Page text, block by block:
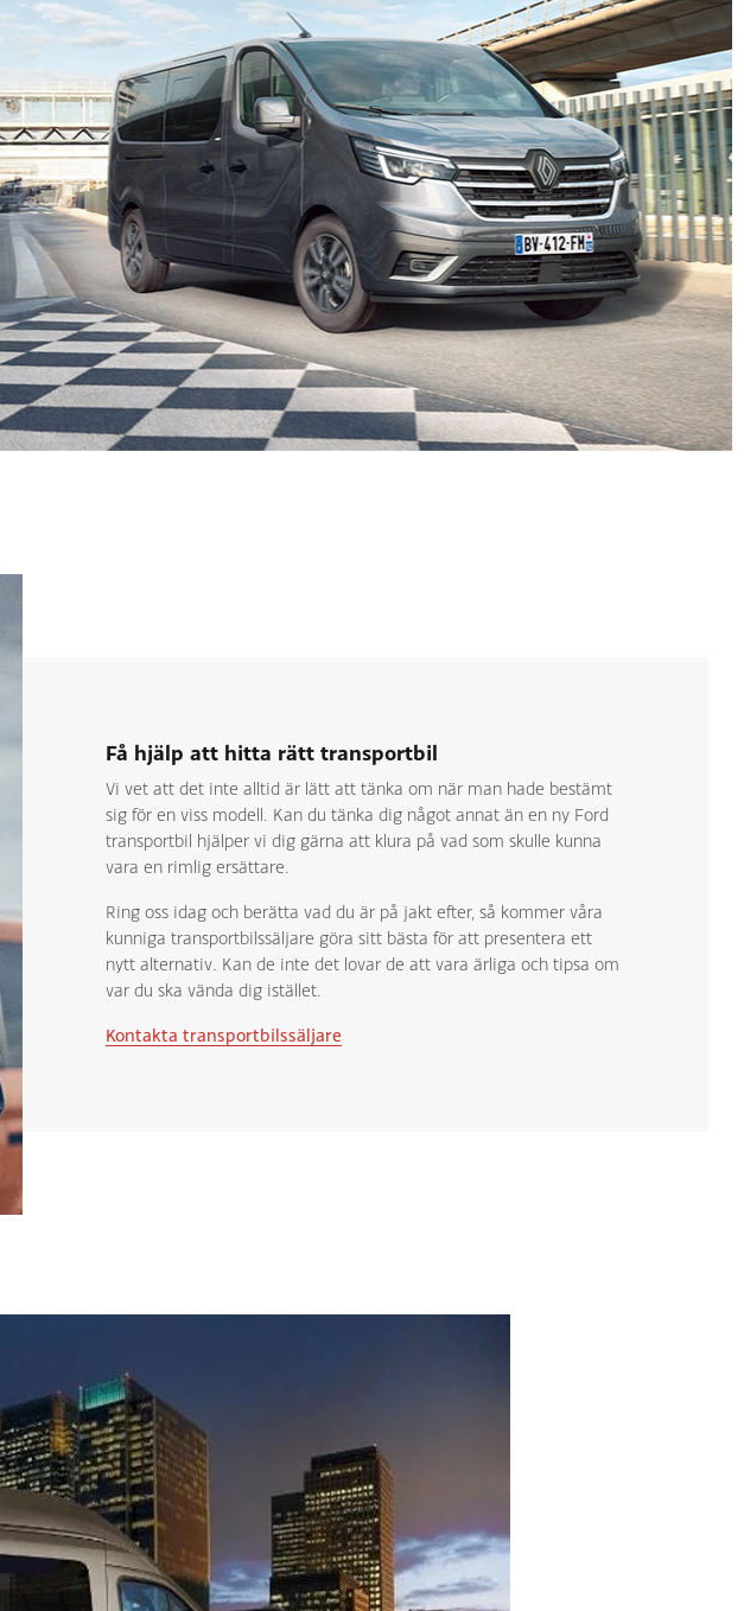
Få hjälp att hitta rätt transportbil
Vi vet att det inte alltid är lätt att tänka om när man hade bestämt
sig för en viss modell. Kan du tänka dig något annat än en ny Ford
transportbil hjälper vi dig gärna att klura på vad som skulle kunna
vara en rimlig ersättare.
Ring oss idag och berätta vad du är på jakt efter, så kommer våra
kunniga transportbilssäljare göra sitt bästa för att presentera ett
nytt alternativ. Kan de inte det lovar de att vara ärliga och tipsa om
var du ska vända dig istället.
Kontakta transportbilssäljare